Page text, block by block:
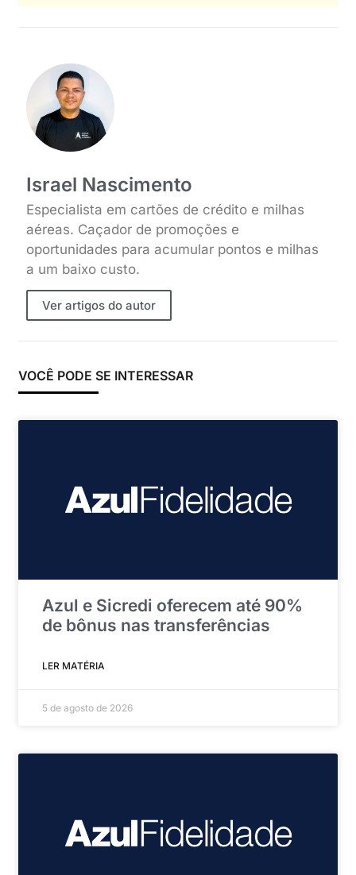
Israel Nascimento
Especialista em cartões de crédito e milhas
aéreas. Caçador de promoções e
oportunidades para acumular pontos e milhas
a um baixo custo.
Ver artigos do autor
VOCÊ PODE SE INTERESSAR
Azul e Sicredi oferecem até 90%
de bônus nas transferências
LER MATÉRIA
5 de agosto de 2026